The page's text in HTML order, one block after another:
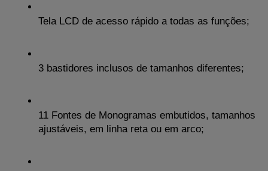
Tela LCD de acesso rápido a todas as funções;
3 bastidores inclusos de tamanhos diferentes;
11 Fontes de Monogramas embutidos, tamanhos
ajustáveis, em linha reta ou em arco;